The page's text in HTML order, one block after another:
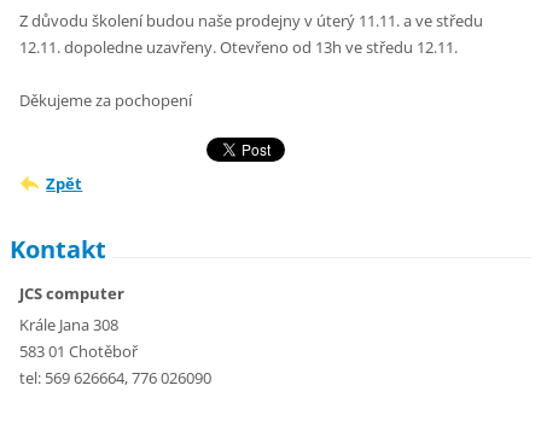
Z důvodu školení budou naše prodejny v úterý 11.11. a ve středu
12.11. dopoledne uzavřeny. Otevřeno od 13h ve středu 12.11.
Děkujeme za pochopení
Zpět
Kontakt
JCS computer
Krále Jana 308
583 01 Chotěboř
tel: 569 626664, 776 026090